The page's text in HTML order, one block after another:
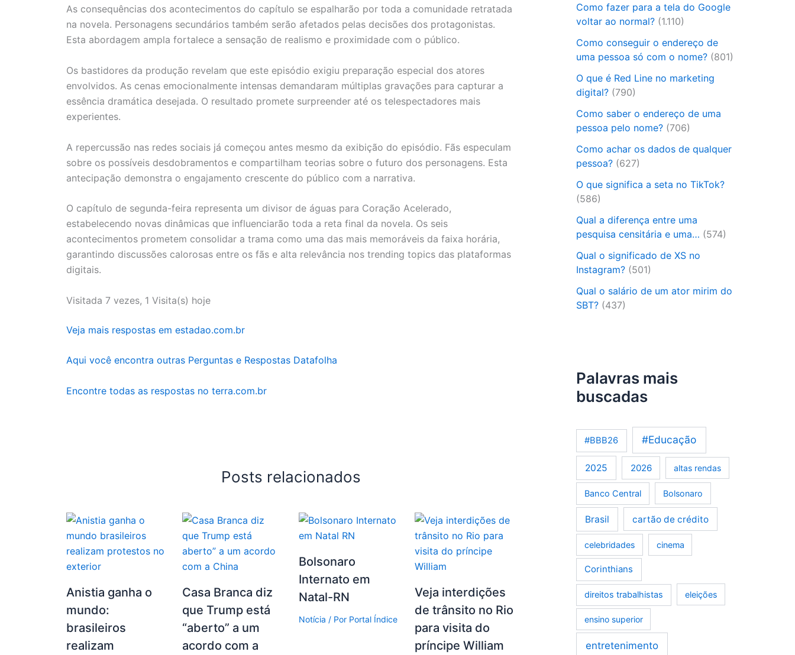
As consequências dos acontecimentos do capítulo se espalharão por toda a comunidade retratada
na novela. Personagens secundários também serão afetados pelas decisões dos protagonistas.
Esta abordagem ampla fortalece a sensação de realismo e proximidade com o público.
Os bastidores da produção revelam que este episódio exigiu preparação especial dos atores
envolvidos. As cenas emocionalmente intensas demandaram múltiplas gravações para capturar a
essência dramática desejada. O resultado promete surpreender até os telespectadores mais
experientes.
A repercussão nas redes sociais já começou antes mesmo da exibição do episódio. Fãs especulam
sobre os possíveis desdobramentos e compartilham teorias sobre o futuro dos personagens. Esta
antecipação demonstra o engajamento crescente do público com a narrativa.
O capítulo de segunda-feira representa um divisor de águas para Coração Acelerado,
estabelecendo novas dinâmicas que influenciarão toda a reta final da novela. Os seis
acontecimentos prometem consolidar a trama como uma das mais memoráveis da faixa horária,
garantindo discussões calorosas entre os fãs e alta relevância nos trending topics das plataformas
digitais.
Visitada 7 vezes, 1 Visita(s) hoje
Veja mais respostas em estadao.com.br
Aqui você encontra outras Perguntas e Respostas Datafolha
Encontre todas as respostas no terra.com.br
Posts relacionados
Anistia ganha o
mundo:
brasileiros
realizam
Casa Branca diz
que Trump está
“aberto” a um
acordo com a
Bolsonaro
Internato em
Natal-RN
Notícia / Por Portal Índice
Veja interdições
de trânsito no Rio
para visita do
príncipe William
Como fazer para a tela do Google
voltar ao normal? (1.110)
Como conseguir o endereço de
uma pessoa só com o nome? (801)
O que é Red Line no marketing
digital? (790)
Como saber o endereço de uma
pessoa pelo nome? (706)
Como achar os dados de qualquer
pessoa? (627)
O que significa a seta no TikTok?
(586)
Qual a diferença entre uma
pesquisa censitária e uma… (574)
Qual o significado de XS no
Instagram? (501)
Qual o salário de um ator mirim do
SBT? (437)
Palavras mais
buscadas
#BBB26 #Educação
2025 2026 altas rendas
Banco Central Bolsonaro
Brasil cartão de crédito
celebridades cinema
Corinthians
direitos trabalhistas eleições
ensino superior
entretenimento